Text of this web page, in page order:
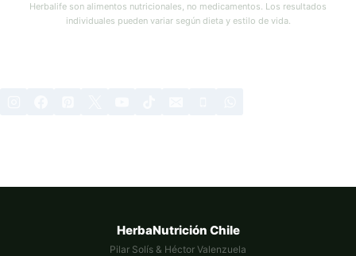
Herbalife son alimentos nutricionales, no medicamentos. Los resultados
individuales pueden variar según dieta y estilo de vida.
HerbaNutrición Chile
Pilar Solís & Héctor Valenzuela